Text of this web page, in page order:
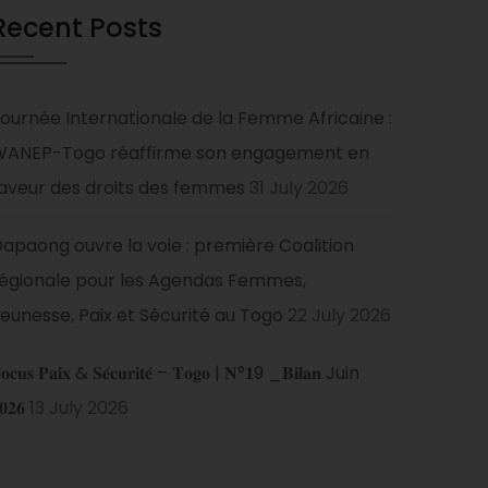
Posts
Internationale de la Femme Africaine :
Togo réaffirme son engagement en
des droits des femmes 31 July 2026
ouvre la voie : première Coalition
pour les Agendas Femmes,
Paix et Sécurité au Togo 22 July 2026
𝐏𝐚𝐢𝐱 & 𝐒𝐞́𝐜𝐮𝐫𝐢𝐭𝐞́ – 𝐓𝐨𝐠𝐨 | 𝐍°𝟏9 _𝐁𝐢𝐥𝐚𝐧 Juin
13 July 2026